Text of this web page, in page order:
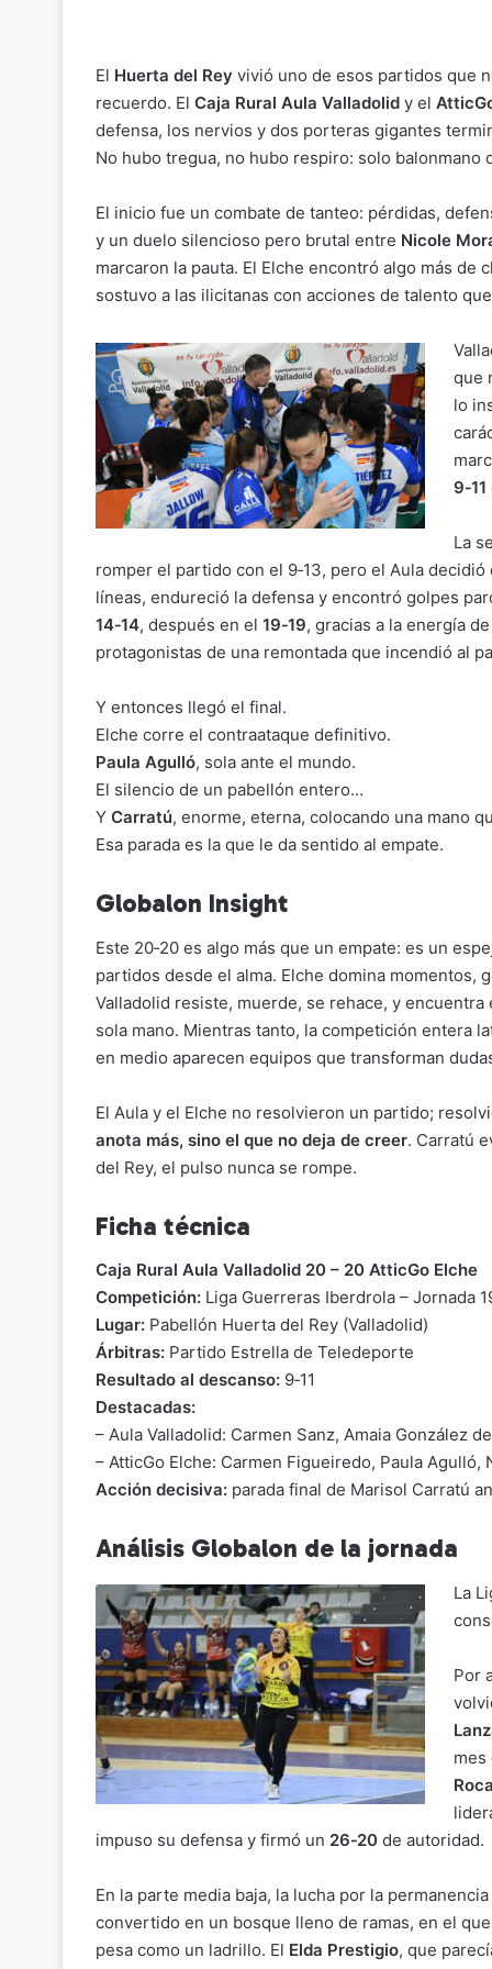
y
Li
n
k
l
e
b
o
o
k
s
A
p
p
gr
a
m
p
ar
tir
El Huerta del Rey vivió uno de esos partidos que
recuerdo. El Caja Rural Aula Valladolid y el
defensa, los nervios y dos porteras gigantes
No hubo tregua, no hubo respiro: solo balonmano
El inicio fue un combate de tanteo: pérdidas,
y un duelo silencioso pero brutal entre Nicole
marcaron la pauta. El Elche encontró algo más de
sostuvo a las ilicitanas con acciones de talento
que
lo
9‑11
La
romper el partido con el 9‑13, pero el Aula
líneas, endureció la defensa y encontró golpes
14‑14, después en el 19‑19, gracias a la energía de
protagonistas de una remontada que incendió al
Y entonces llegó el final.
Elche corre el contraataque definitivo.
Paula Agulló, sola ante el mundo.
El silencio de un pabellón entero…
Y Carratú, enorme, eterna, colocando una mano
Esa parada es la que le da sentido al empate.
Globalon Insight
Este 20‑20 es algo más que un empate: es un
partidos desde el alma. Elche domina momentos,
Valladolid resiste, muerde, se rehace, y
sola mano. Mientras tanto, la competición entera
en medio aparecen equipos que transforman
El Aula y el Elche no resolvieron un partido;
anota más, sino el que no deja de creer. Carratú
del Rey, el pulso nunca se rompe.
Ficha técnica
Caja Rural Aula Valladolid 20 – 20 AtticGo Elche
Competición: Liga Guerreras Iberdrola – Jornada
Lugar: Pabellón Huerta del Rey (Valladolid)
Árbitras: Partido Estrella de Teledeporte
Resultado al descanso: 9‑11
Destacadas:
– Aula Valladolid: Carmen Sanz, Amaia González
– AtticGo Elche: Carmen Figueiredo, Paula Agulló,
Acción decisiva: parada final de Marisol Carratú
Análisis Globalon de la jornada
La
Por
mes
impuso su defensa y firmó un 26‑20 de autoridad.
En la parte media baja, la lucha por la
convertido en un bosque lleno de ramas, en el
pesa como un ladrillo. El Elda Prestigio, que